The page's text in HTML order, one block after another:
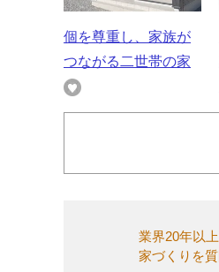
個を尊重し、家族が
つながる二世帯の家
業界20年以
家づくりを